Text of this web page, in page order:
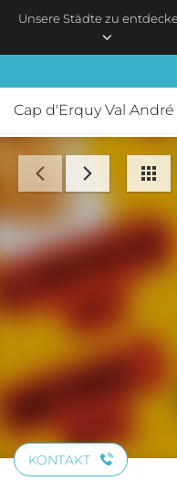
Unsere Städte zu
Cap d'Erquy Val André
KONTAKT